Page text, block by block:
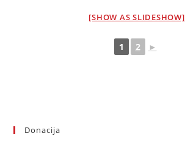
[SHOW AS SLIDESHOW]
1 2 ►
Donacija